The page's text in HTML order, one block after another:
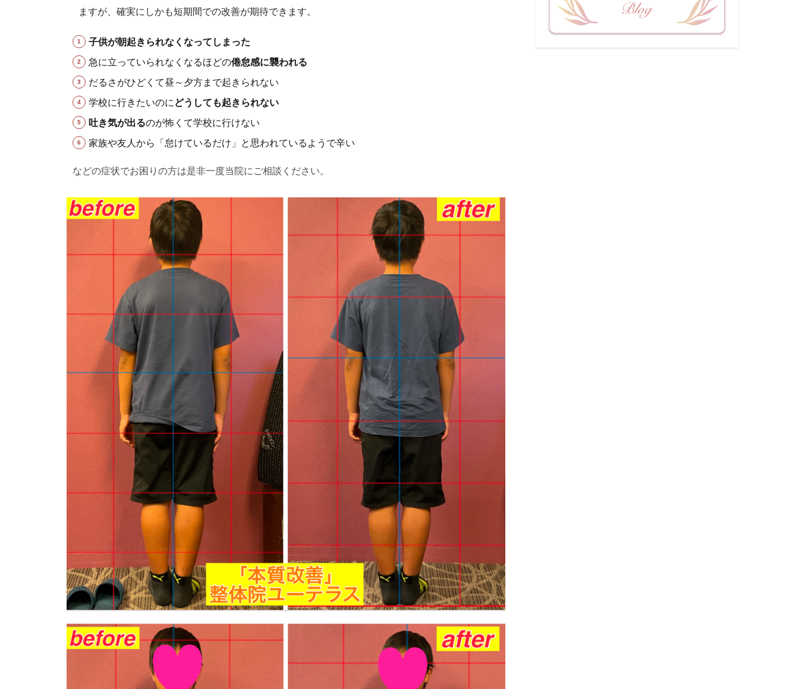
ますが、確実にしかも短期間での改善が期待できます。
子供が朝起きられなくなってしまった
急に立っていられなくなるほどの倦怠感に襲われる
だるさがひどくて昼～夕方まで起きられない
学校に行きたいのに どうしても起きられない
吐き気が出るのが怖くて学校に行けない
家族や友人から「怠けているだけ」と思われているようで辛い
などの症状でお困りの方は是非一度当院にご相談ください。